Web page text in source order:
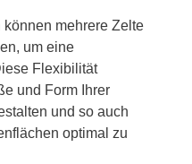
mehrere Zelte
um eine
Flexibilität
und Form Ihrer
und so auch
optimal zu